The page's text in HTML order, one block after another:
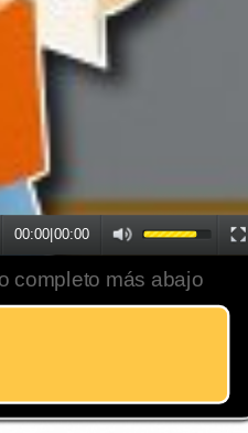
00:00|00:00
completo más abajo